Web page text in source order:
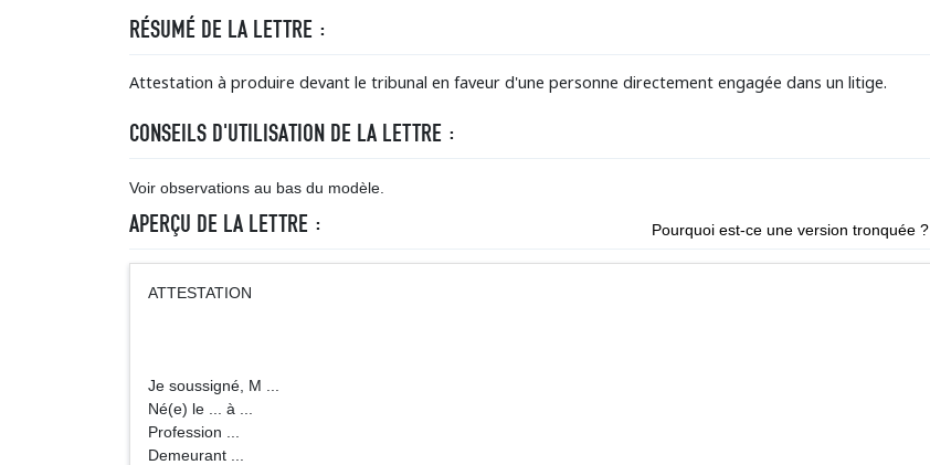
RÉSUMÉ DE LA LETTRE :
Attestation à produire devant le tribunal en faveur d'une personne directement engagée dans un litige.
CONSEILS D'UTILISATION DE LA LETTRE :
Voir observations au bas du modèle.
APERÇU DE LA LETTRE : Pourquoi est-ce une version tronquée ?
ATTESTATION
Je soussigné, M ...
Né(e) le ... à ...
Profession ...
Demeurant ...